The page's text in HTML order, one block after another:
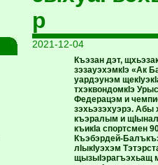
р
2021-12-04
Къэзан дэт,
зэзауэхэмкIэ «Ак
уардэунэм
тхэквондомкIэ
Федерацэм и
зэхьэзэхуэрэ. Абы
къэралым и
къикIа спортсмен
Къэбэрдей-
лIыкIуэхэм
щызыIэрагъэхьащ